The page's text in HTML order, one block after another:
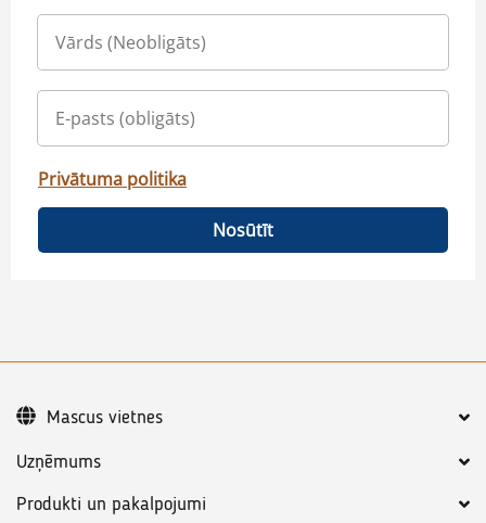
Privātuma politika
Nosūtīt
Uzņēmums
Produkti un pakalpojumi
Mascus vietnes